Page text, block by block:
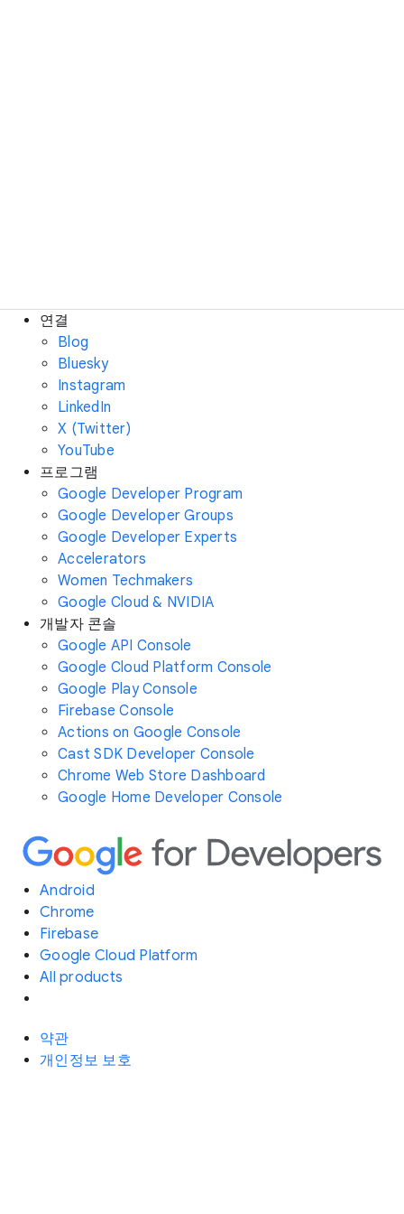
연결
Blog
Bluesky
Instagram
LinkedIn
X (Twitter)
YouTube
프로그램
Google Developer Program
Google Developer Groups
Google Developer Experts
Accelerators
Women Techmakers
Google Cloud & NVIDIA
개발자 콘솔
Google API Console
Google Cloud Platform Console
Google Play Console
Firebase Console
Actions on Google Console
Cast SDK Developer Console
Chrome Web Store Dashboard
Google Home Developer Console
Android
Chrome
Firebase
Google Cloud Platform
All products
약관
개인정보 보호